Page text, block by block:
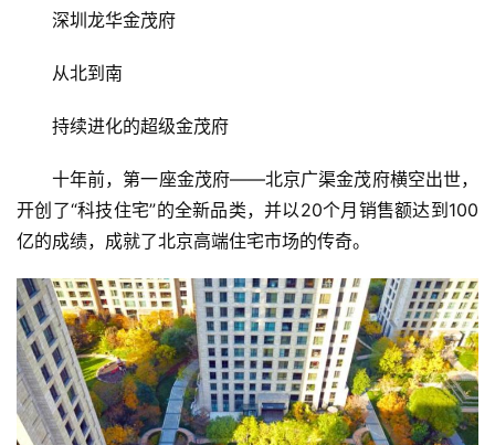
深圳龙华金茂府
从北到南
持续进化的超级金茂府
十年前，第一座金茂府——北京广渠金茂府横空出世，
开创了“科技住宅”的全新品类，并以20个月销售额达到100
亿的成绩，成就了北京高端住宅市场的传奇。